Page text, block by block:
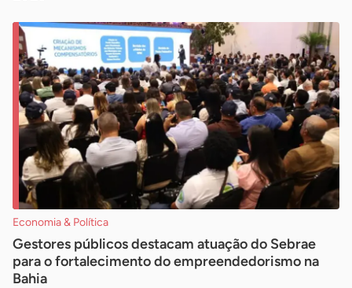
Economia & Política
Gestores públicos destacam atuação do Sebrae
para o fortalecimento do empreendedorismo na
Bahia